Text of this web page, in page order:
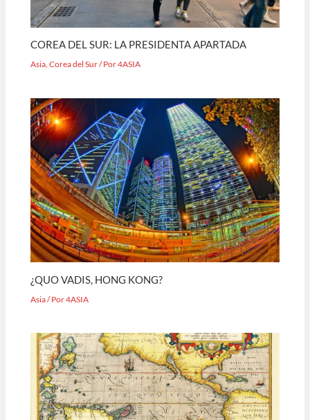
COREA DEL SUR: LA PRESIDENTA APARTADA
Asia ,Corea del Sur/ Por4ASIA
¿QUO VADIS, HONG KONG?
Asia/ Por4ASIA